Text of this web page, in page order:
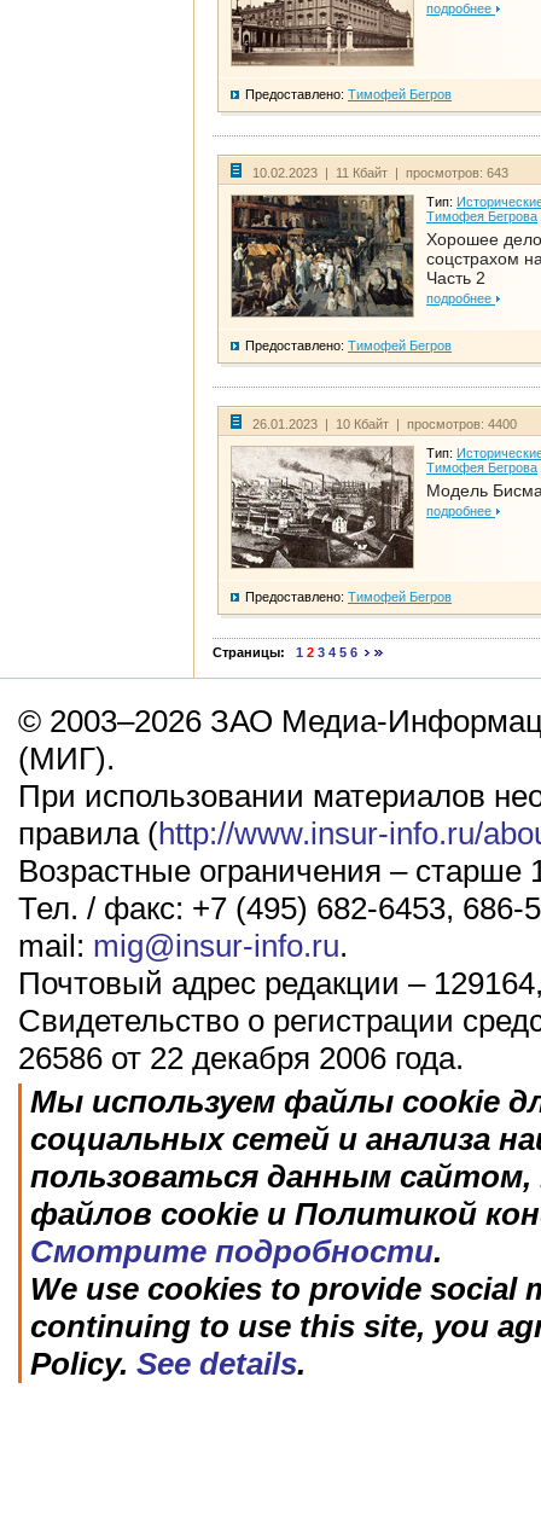
подробнее
Предоставлено: Тимофей Бегров
10.02.2023 | 11 Кбайт | просмотров: 643
Тип:
Тимофея Бегрова
Хорошее дело
соцстрахом
Часть 2
подробнее
Предоставлено: Тимофей Бегров
26.01.2023 | 10 Кбайт | просмотров: 4400
Тип:
Тимофея Бегрова
Модель
подробнее
Предоставлено: Тимофей Бегров
Страницы: 1 2 3 4 5 6
© 2003–2026 ЗАО Медиа-
(МИГ).
При использовании материалов
правила (http://www.insur-info.ru/
Возрастные ограничения – старше
Тел. / факс: +7 (495) 682-6453, 686-
mail: mig@insur-info.ru.
Почтовый адрес редакции –
Свидетельство о регистрации
26586 от 22 декабря 2006 года.
Мы используем файлы cookie
социальных сетей и анализа
пользоваться данным
файлов cookie и Политикой
Смотрите подробности.
We use cookies to provide social
continuing to use this site, you
Policy. See details.